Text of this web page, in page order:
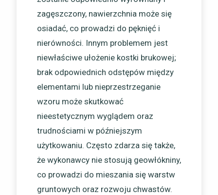
zagęszczony, nawierzchnia może się
osiadać, co prowadzi do pęknięć i
nierówności. Innym problemem jest
niewłaściwe ułożenie kostki brukowej;
brak odpowiednich odstępów między
elementami lub nieprzestrzeganie
wzoru może skutkować
nieestetycznym wyglądem oraz
trudnościami w późniejszym
użytkowaniu. Często zdarza się także,
że wykonawcy nie stosują geowłókniny,
co prowadzi do mieszania się warstw
gruntowych oraz rozwoju chwastów.